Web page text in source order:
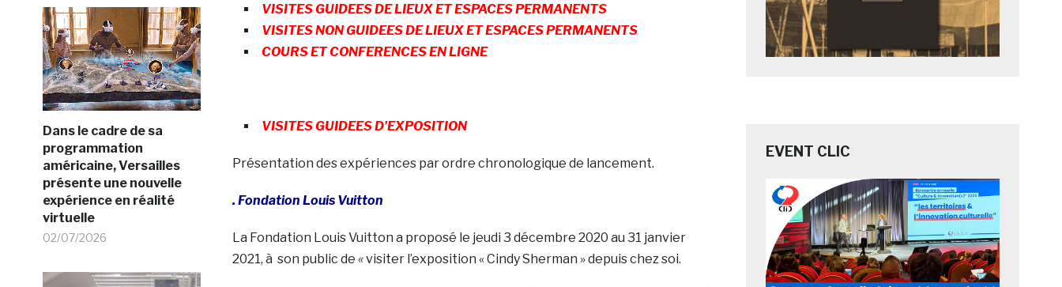
Dans le cadre de sa
programmation
américaine, Versailles
présente une nouvelle
expérience en réalité
virtuelle
02/07/2026
VISITES GUIDEES DE LIEUX ET ESPACES PERMANENTS
VISITES NON GUIDEES DE LIEUX ET ESPACES PERMANENTS
COURS ET CONFERENCES EN LIGNE
VISITES GUIDEES D’EXPOSITION
Présentation des expériences par ordre chronologique de lancement.
. Fondation Louis Vuitton
La Fondation Louis Vuitton a proposé le jeudi 3 décembre 2020 au 31 janvier
2021, à son public de «visiter l’exposition « Cindy Sherman » depuis chez soi.
EVENT CLIC